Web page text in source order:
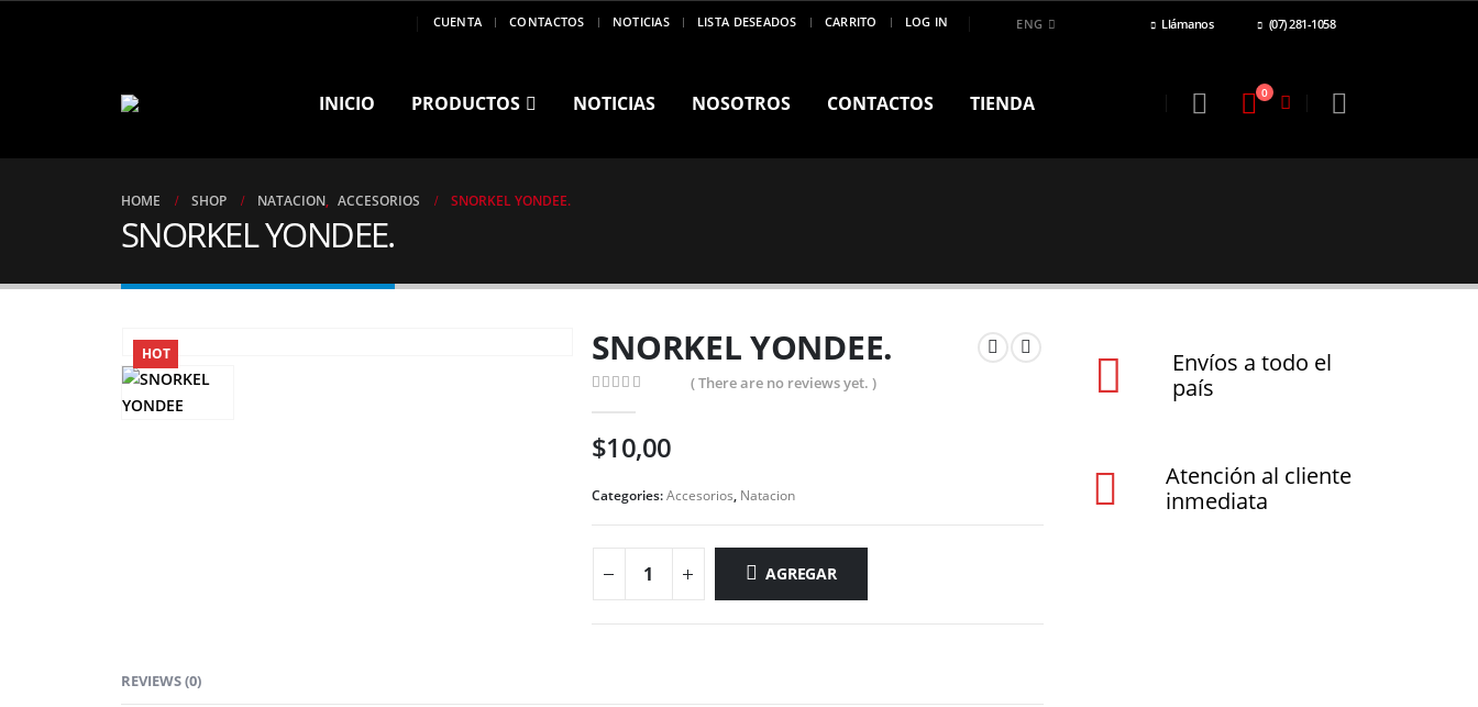
CUENTA CONTACTOS NOTICIAS LISTA DESEADOS CARRITO LOG IN ENG Llámanos (07) 281-1058
INICIO PRODUCTOS NOTICIAS NOSOTROS CONTACTOS TIENDA 0
HOME SHOP NATACION, ACCESORIOS SNORKEL YONDEE.
SNORKEL YONDEE.
HOT SNORKEL YONDEE.
( There are no reviews yet. )
$10,00
Categories:Accesorios, Natacion
AGREGAR
REVIEWS (0)
Envíos a todo el
país
Atención al cliente
inmediata